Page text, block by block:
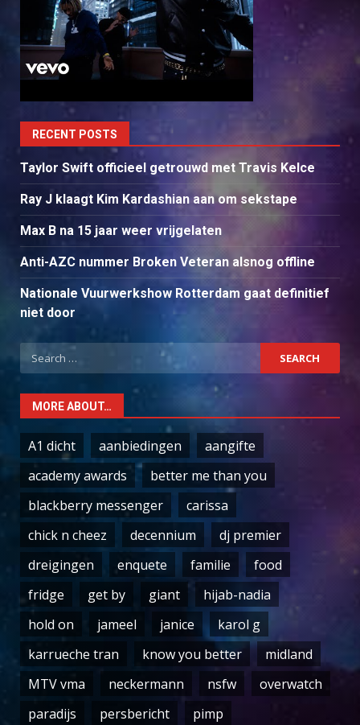
RECENT POSTS
Taylor Swift officieel getrouwd met Travis Kelce
Ray J klaagt Kim Kardashian aan om sekstape
Max B na 15 jaar weer vrijgelaten
Anti-AZC nummer Broken Veteran alsnog offline
Nationale Vuurwerkshow Rotterdam gaat definitief
niet door
Search
for:
MORE ABOUT…
A1 dicht aanbiedingen
aangifte
academy awards
better me than you
blackberry messenger
carissa
chick n cheez
decennium
dj premier
dreigingen
enquete familie
food
fridge
get by giant
hijab-nadia
hold on
jameel janice
karol g
karrueche tran
know you better
midland
MTV vma
neckermann nsfw
overwatch
paradijs
persbericht pimp